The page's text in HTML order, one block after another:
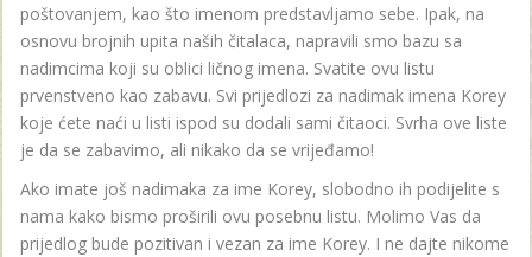
poštovanjem, kao što imenom predstavljamo sebe. Ipak, na
osnovu brojnih upita naših čitalaca, napravili smo bazu sa
nadimcima koji su oblici ličnog imena. Svatite ovu listu
prvenstveno kao zabavu. Svi prijedlozi za nadimak imena Korey
koje ćete naći u listi ispod su dodali sami čitaoci. Svrha ove liste
je da se zabavimo, ali nikako da se vrijeđamo!
Ako imate još nadimaka za ime Korey, slobodno ih podijelite s
nama kako bismo proširili ovu posebnu listu. Molimo Vas da
prijedlog bude pozitivan i vezan za ime Korey. I ne dajte nikome